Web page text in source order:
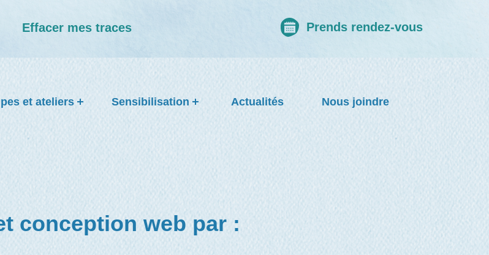
Effacer mes traces Prends rendez-vous
et ateliers Sensibilisation Actualités Nous joindre
conception web par :